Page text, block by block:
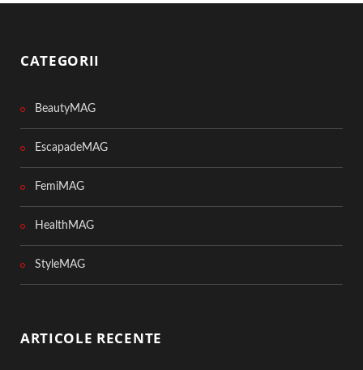
CATEGORII
BeautyMAG
EscapadeMAG
FemiMAG
HealthMAG
StyleMAG
ARTICOLE RECENTE